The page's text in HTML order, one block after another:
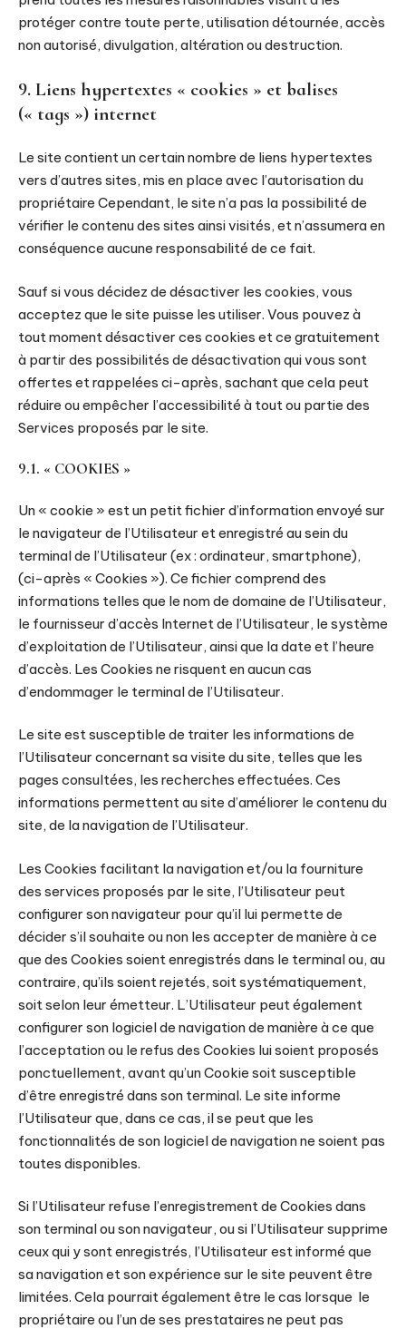
protéger contre toute perte, utilisation détournée, accès
non autorisé, divulgation, altération ou destruction.
9. Liens hypertextes « cookies » et balises
(« tags ») internet
Le site contient un certain nombre de liens hypertextes
vers d’autres sites, mis en place avec l’autorisation du
propriétaire Cependant, le site n’a pas la possibilité de
vérifier le contenu des sites ainsi visités, et n’assumera en
conséquence aucune responsabilité de ce fait.
Sauf si vous décidez de désactiver les cookies, vous
acceptez que le site puisse les utiliser. Vous pouvez à
tout moment désactiver ces cookies et ce gratuitement
à partir des possibilités de désactivation qui vous sont
offertes et rappelées ci-après, sachant que cela peut
réduire ou empêcher l’accessibilité à tout ou partie des
Services proposés par le site.
9.1. « COOKIES »
Un « cookie » est un petit fichier d’information envoyé sur
le navigateur de l’Utilisateur et enregistré au sein du
terminal de l’Utilisateur (ex : ordinateur, smartphone),
(ci-après « Cookies »). Ce fichier comprend des
informations telles que le nom de domaine de l’Utilisateur,
le fournisseur d’accès Internet de l’Utilisateur, le système
d’exploitation de l’Utilisateur, ainsi que la date et l’heure
d’accès. Les Cookies ne risquent en aucun cas
d’endommager le terminal de l’Utilisateur.
Le site est susceptible de traiter les informations de
l’Utilisateur concernant sa visite du site, telles que les
pages consultées, les recherches effectuées. Ces
informations permettent au site d’améliorer le contenu du
site, de la navigation de l’Utilisateur.
Les Cookies facilitant la navigation et/ou la fourniture
des services proposés par le site, l’Utilisateur peut
configurer son navigateur pour qu’il lui permette de
décider s’il souhaite ou non les accepter de manière à ce
que des Cookies soient enregistrés dans le terminal ou, au
contraire, qu’ils soient rejetés, soit systématiquement,
soit selon leur émetteur. L’Utilisateur peut également
configurer son logiciel de navigation de manière à ce que
l’acceptation ou le refus des Cookies lui soient proposés
ponctuellement, avant qu’un Cookie soit susceptible
d’être enregistré dans son terminal. Le site informe
l’Utilisateur que, dans ce cas, il se peut que les
fonctionnalités de son logiciel de navigation ne soient pas
toutes disponibles.
Si l’Utilisateur refuse l’enregistrement de Cookies dans
son terminal ou son navigateur, ou si l’Utilisateur supprime
ceux qui y sont enregistrés, l’Utilisateur est informé que
sa navigation et son expérience sur le site peuvent être
limitées. Cela pourrait également être le cas lorsque le
propriétaire ou l’un de ses prestataires ne peut pas